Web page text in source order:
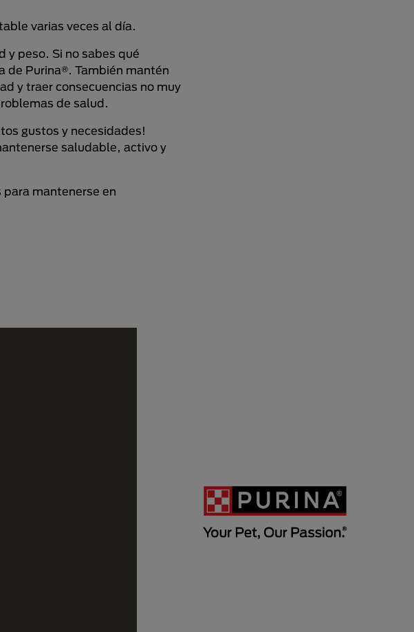
varias veces al día.
y peso. Si no sabes qué
de Purina®. También mantén
y traer consecuencias no muy
de salud.
gustos y necesidades!
saludable, activo y
mantenerse en